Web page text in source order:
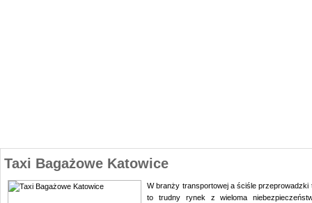
Taxi Bagażowe Katowice
W branży transportowej a ściśle
to trudny rynek z wieloma